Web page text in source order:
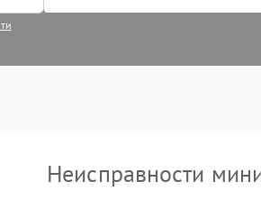
Неисправности